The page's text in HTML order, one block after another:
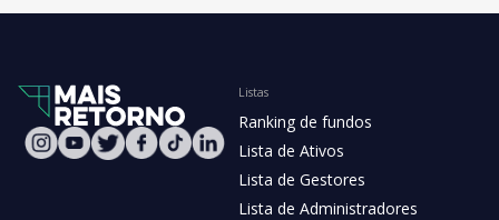
Listas
Ranking de fundos
Lista de Ativos
Lista de Gestores
Lista de Administradores